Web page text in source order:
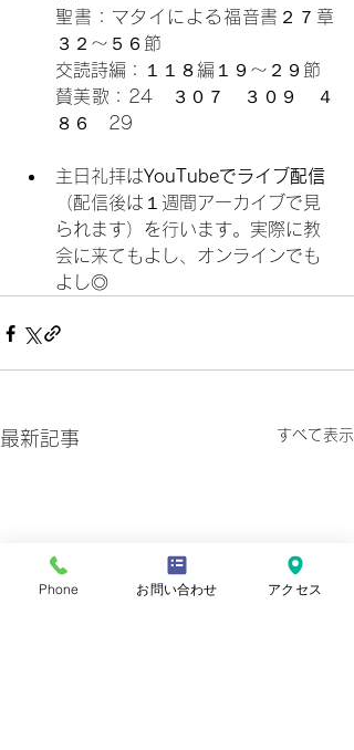
聖書：マタイによる福音書２７章
３２〜５６節
交読詩編：１１８編１９〜２９節
賛美歌：24　３０７　３０９　４
８６　29
主日礼拝はYouTubeでライブ配信
（配信後は１週間アーカイブで見
られます）を行います。実際に教
会に来てもよし、オンラインでも
よし◎
最新記事 すべて表示
Phone お問い合わせ アクセス